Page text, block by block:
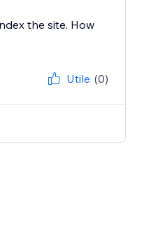
the site. How
Utile (0)